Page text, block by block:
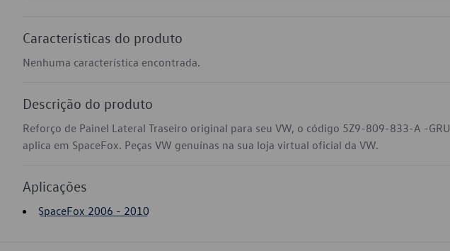
Características do produto
Nenhuma característica encontrada.
Descrição do produto
Reforço de Painel Lateral Traseiro original para seu VW, o código 5Z9-809-833-A -GRU
aplica em SpaceFox. Peças VW genuínas na sua loja virtual oficial da VW.
Aplicações
SpaceFox 2006 - 2010